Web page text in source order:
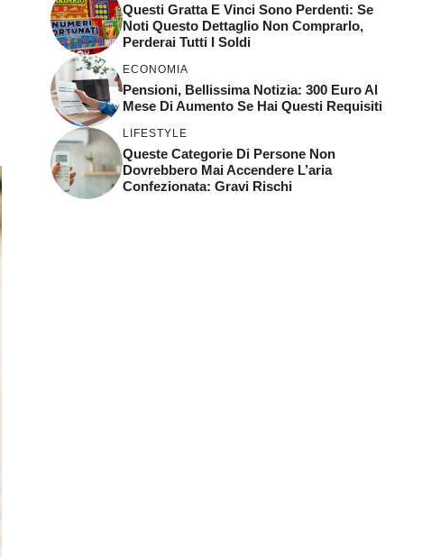
Questi Gratta E Vinci Sono Perdenti: Se
Noti Questo Dettaglio Non Comprarlo,
Perderai Tutti I Soldi
ECONOMIA
Pensioni, Bellissima Notizia: 300 Euro Al
Mese Di Aumento Se Hai Questi Requisiti
LIFESTYLE
Queste Categorie Di Persone Non
Dovrebbero Mai Accendere L’aria
Confezionata: Gravi Rischi